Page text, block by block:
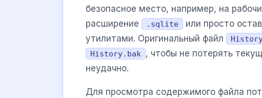
безопасное место, например, на
расширение
.sqlite
или просто
утилитами. Оригинальный файл
History.bak , чтобы не потерять
неудачно.
Для просмотра содержимого файла